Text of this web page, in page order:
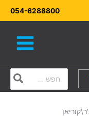
054-6288800
for: